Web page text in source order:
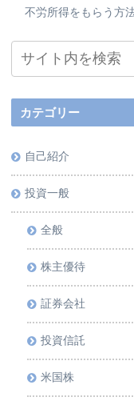
不労所得をもらう方
カテゴリー
自己紹介
投資一般
全般
株主優待
証券会社
投資信託
米国株